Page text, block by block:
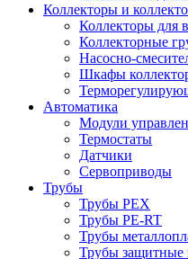
Коллекторы и
Коллекторы для
Коллекторные
Насосно-
Шкафы
Автоматика
Модули
Термостаты
Датчики
Сервоприводы
Трубы
Трубы PEX
Трубы PE-RT
Трубы
Трубы защитные